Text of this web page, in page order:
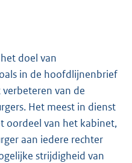
doel van
in de hoofdlijnenbrief
van de
Het meest in dienst
oordeel van het kabinet,
aan iedere rechter
strijdigheid van